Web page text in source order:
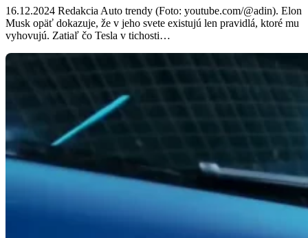
16.12.2024 Redakcia Auto trendy (Foto: youtube.com/@adin). Elon
Musk opäť dokazuje, že v jeho svete existujú len pravidlá, ktoré mu
vyhovujú. Zatiaľ čo Tesla v tichosti…